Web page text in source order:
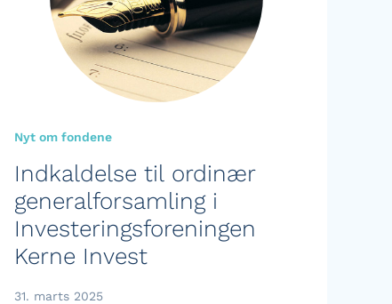
Nyt om fondene
Indkaldelse til ordinær
generalforsamling i
Investeringsforeningen
Kerne Invest
31. marts 2025